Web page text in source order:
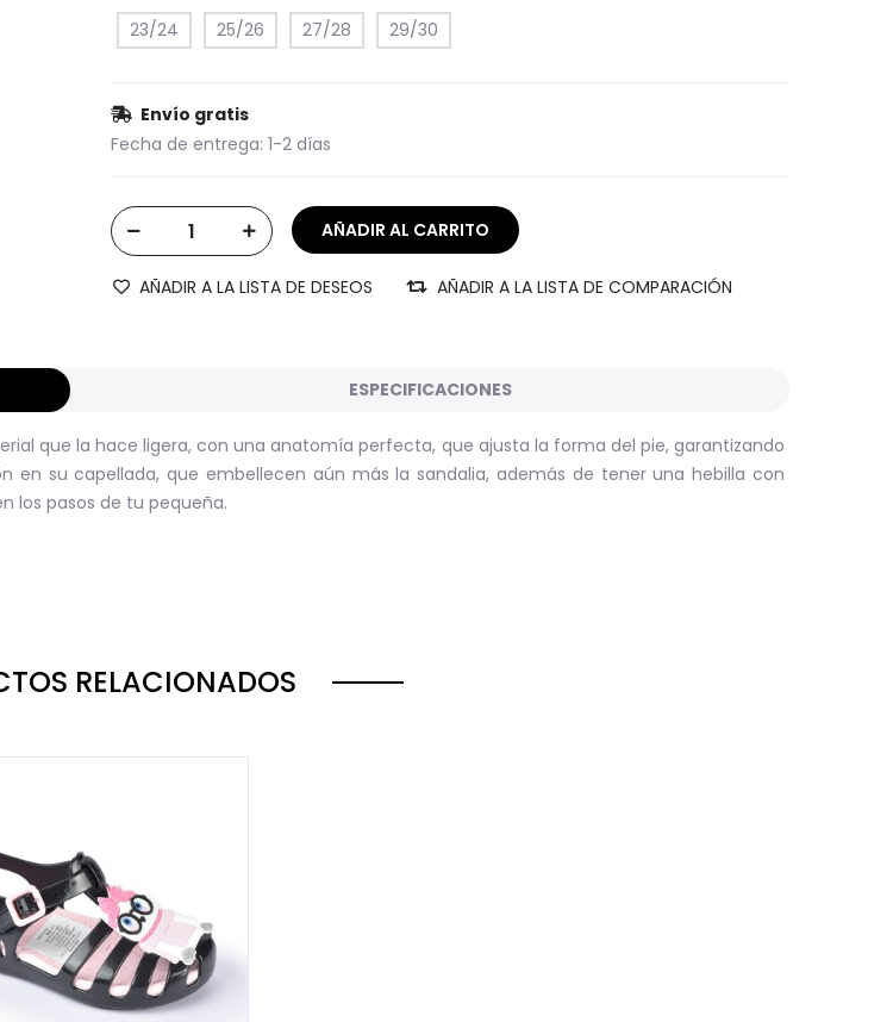
23/24 25/26 27/28 29/30
Envío gratis
Fecha de entrega: 1-2 días
AÑADIR A LA LISTA DE DESEOS AÑADIR A LA LISTA DE COMPARACIÓN
ESPECIFICACIONES
que la hace ligera, con una anatomía perfecta, que ajusta la forma del pie, garantizando
en su capellada, que embellecen aún más la sandalia, además de tener una hebilla con
los pasos de tu pequeña.
RELACIONADOS